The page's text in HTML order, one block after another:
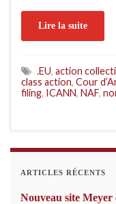
Lire la suite
.EU, action
class action, Cour
filing, ICANN, NAF,
ARTICLES RÉCENTS
Nouveau site Meyer